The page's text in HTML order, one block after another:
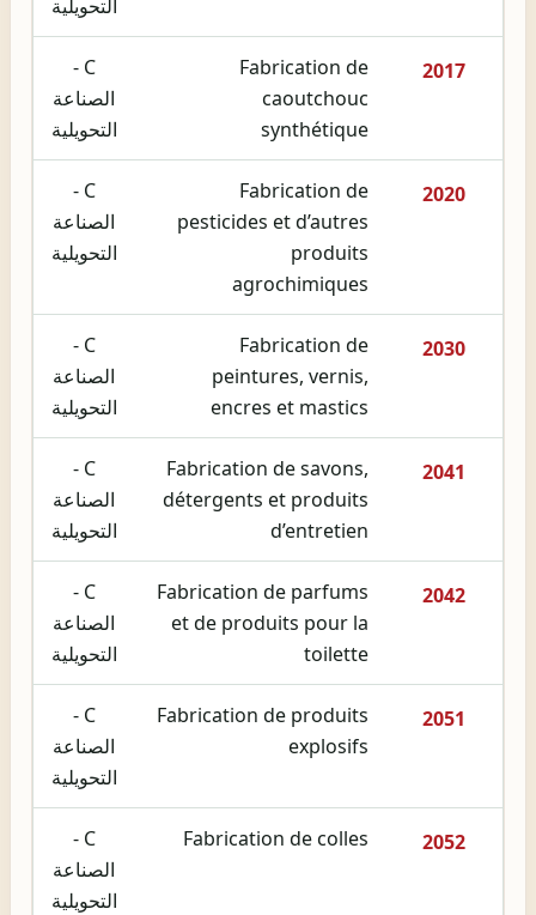
التحويلية
2017
Fabrication de
caoutchouc
synthétique
C -
الصناعة
التحويلية
2020
Fabrication de
pesticides et d’autres
produits
agrochimiques
C -
الصناعة
التحويلية
2030
Fabrication de
peintures, vernis,
encres et mastics
C -
الصناعة
التحويلية
2041
Fabrication de savons,
détergents et produits
d’entretien
C -
الصناعة
التحويلية
2042
Fabrication de parfums
et de produits pour la
toilette
C -
الصناعة
التحويلية
2051
Fabrication de produits
explosifs
C -
الصناعة
التحويلية
2052
Fabrication de colles
C -
الصناعة
التحويلية